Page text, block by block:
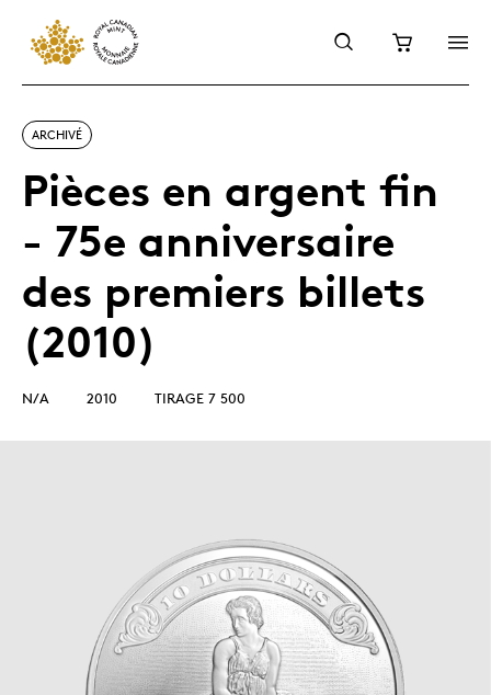
ARCHIVÉ
Pièces en argent fin
- 75e anniversaire
des premiers billets
(2010)
N/A 2010 TIRAGE 7 500